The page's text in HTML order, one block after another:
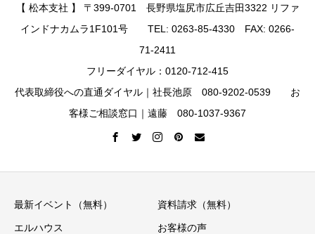
【 松本支社 】 〒399-0701 長野県塩尻市広丘吉田3322 リファ
インドナカムラ1F101号 TEL: 0263-85-4330 FAX: 0266-
71-2411
フリーダイヤル：0120-712-415
代表取締役への直通ダイヤル｜社長池原 080-9202-0539 お
客様ご相談窓口｜遠藤 080-1037-9367
最新イベント（無料） 資料請求（無料）
エルハウス お客様の声